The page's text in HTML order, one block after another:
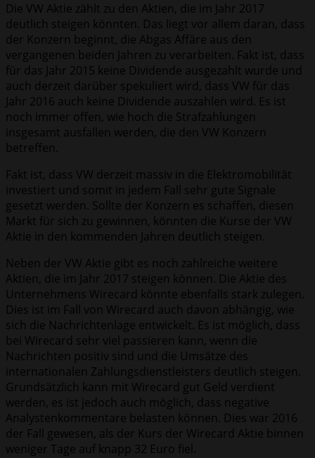
Die VW Aktie zählt zu den Aktien, die im Jahr 2017
deutlich steigen könnten. Das liegt vor allem daran, dass
der Konzern beginnt, die Abgas Affäre aus den
vergangenen beiden Jahren zu verarbeiten. Fakt ist, dass
für das Jahr 2015 keine Dividende ausgezahlt wurde und
auch derzeit darüber spekuliert wird, dass VW für das
Jahr 2016 auch keine Dividende auszahlen wird. Es ist
noch immer offen, wie hoch die Strafzahlungen
insgesamt ausfallen werden, die den VW Konzern
betreffen.
Fakt ist, dass VW derzeit massiv in die Elektromobilität
investiert und somit in jedem Fall sehr gute Signale
gesetzt werden. Sollte der Konzern es schaffen, diesen
Markt für sich zu gewinnen, könnten die Kurse der VW
Aktie in den kommenden Jahren deutlich steigen.
Neben der VW Aktie gibt es noch zahlreiche weitere
Aktien, die im Jahr 2017 steigen können. Die Aktie des
Unternehmens Wirecard könnte ebenfalls stark zulegen.
Dies ist im Fall von Wirecard auch davon abhängig, wie
sich die Nachrichtenlage entwickelt. Es ist möglich, dass
bei Wirecard sehr viel passieren kann, wenn die
Nachrichten positiv sind und die Umsätze des
internationalen Zahlungsdienstleisters deutlich steigen.
Grundsätzlich kann mit Wirecard gut Geld verdient
werden, es ist jedoch auch möglich, dass negative
Analystenkommentare belasten können. Dies war 2016
der Fall gewesen, als der Kurs der Wirecard Aktie binnen
weniger Tage auf knapp 32 Euro fiel.